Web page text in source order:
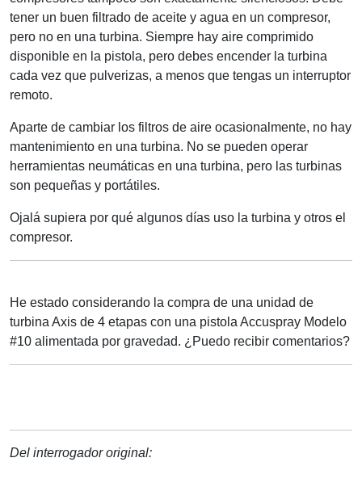
tener un buen filtrado de aceite y agua en un compresor,
pero no en una turbina. Siempre hay aire comprimido
disponible en la pistola, pero debes encender la turbina
cada vez que pulverizas, a menos que tengas un interruptor
remoto.
Aparte de cambiar los filtros de aire ocasionalmente, no hay
mantenimiento en una turbina. No se pueden operar
herramientas neumáticas en una turbina, pero las turbinas
son pequeñas y portátiles.
Ojalá supiera por qué algunos días uso la turbina y otros el
compresor.
He estado considerando la compra de una unidad de
turbina Axis de 4 etapas con una pistola Accuspray Modelo
#10 alimentada por gravedad. ¿Puedo recibir comentarios?
Del interrogador original: